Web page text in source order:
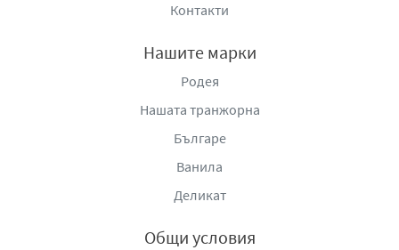
Контакти
Нашите марки
Родея
Нашата транжорна
Българе
Ванила
Деликат
Общи условия